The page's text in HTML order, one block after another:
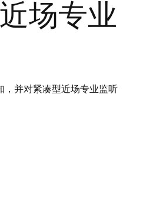
场专业
，并对紧凑型近场专业监听